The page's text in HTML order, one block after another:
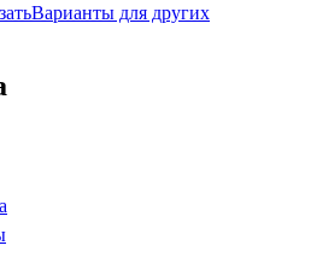
Варианты для других